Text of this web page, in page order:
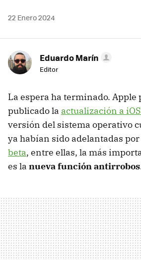
22 Enero 2024
Eduardo Marín
Editor
La espera ha terminado. Apple
publicado la actualización a
versión del sistema operativo
ya habían sido adelantadas por
beta, entre ellas, la más
es la nueva función antirrobos